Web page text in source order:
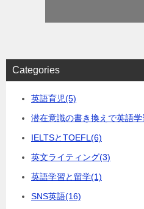
Categories
英語育児(5)
潜在意識の書き換えで英語
IELTSとTOEFL (6)
英文ライティング(3)
英語学習と留学(1)
SNS英語(16)